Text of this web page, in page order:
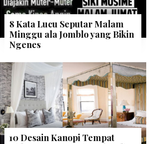
8 Kata Lucu Seputar Malam
Minggu ala Jomblo yang Bikin
Ngenes
10 Desain Kanopi Tempat